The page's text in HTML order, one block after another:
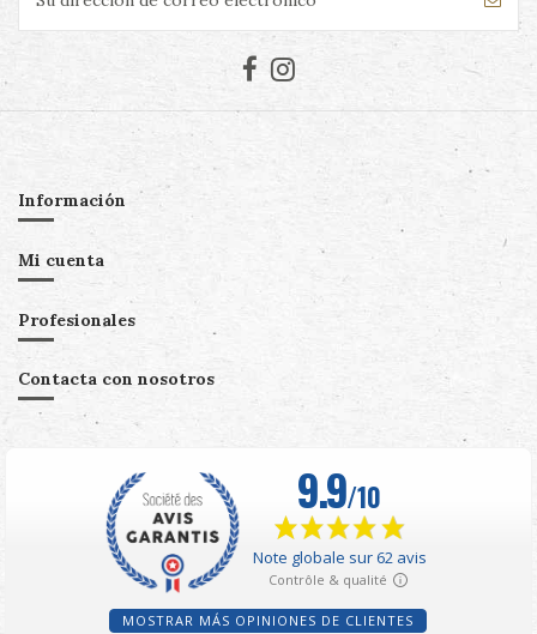
Información
Mi cuenta
Profesionales
Contacta con nosotros
MOSTRAR MÁS OPINIONES DE CLIENTES